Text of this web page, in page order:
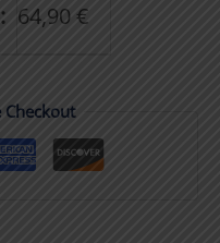
64,90€
Checkout